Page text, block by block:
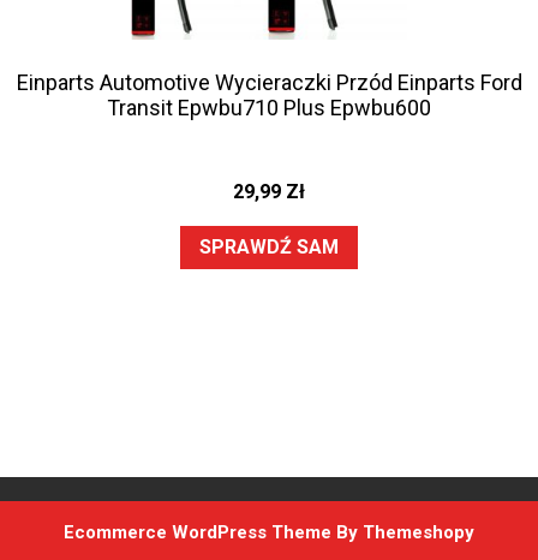
Einparts Automotive Wycieraczki Przód Einparts Ford
Transit Epwbu710 Plus Epwbu600
29,99 Zł
SPRAWDŹ SAM
Ecommerce WordPress Theme By Themeshopy